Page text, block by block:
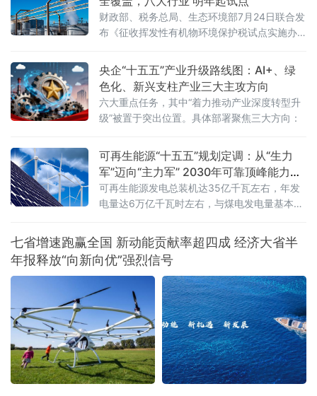
财政部、税务总局、生态环境部7月24日联合发
布《征收挥发性有机物环境保护税试点实施办
月1日起开展征收挥发性有机物环境保护税试
点，挥发性有机物将全部纳入征税范围。这标
志着我国绿色税制在大气污染治理领域迈出关
键一步。挥发性有机物是形成臭氧和细颗粒物
（PM2.5）的重要前体物，可引发雾霾、光化
央企“十五五”产业升级路线图：AI+、绿
色化、新兴支柱产业三大主攻方向
六大重点任务，其中“着力推动产业深度转型升
级”被置于突出位置。具体部署聚焦三大方向：
可再生能源“十五五”规划定调：从“生力
军”迈向“主力军” 2030年可靠顶峰能力新
增3亿千瓦
可再生能源发电总装机达35亿千瓦左右，年发
电量达6万亿千瓦时左右，与煤电发电量基本相
上，“十五五”期间全产业链总投资规模预计超过
5万亿元
七省增速跑赢全国 新动能贡献率超四成 经济大省半
年报释放“向新向优”强烈信号